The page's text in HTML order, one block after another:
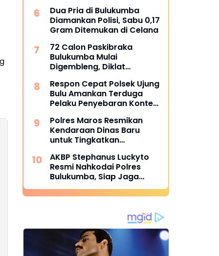
Dua Pria di Bulukumba
Diamankan Polisi, Sabu 0,17
Gram Ditemukan di Celana
72 Calon Paskibraka
Bulukumba Mulai
Digembleng, Diklat
Respon Cepat Polsek Ujung
Bulu Amankan Terduga
Pelaku Penyebaran Konten
Polres Maros Resmikan
Kendaraan Dinas Baru
untuk Tingkatkan
AKBP Stephanus Luckyto
Resmi Nahkodai Polres
Bulukumba, Siap Jaga
Kondusivitas Wilayah